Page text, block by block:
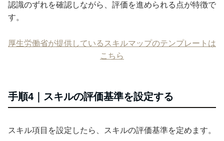
認識のずれを確認しながら、評価を進められる点が特徴で
す。
厚生労働省が提供しているスキルマップのテンプレートは
こちら
手順4｜スキルの評価基準を設定する
スキル項目を設定したら、スキルの評価基準を定めます。